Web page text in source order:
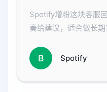
Spotify增粉这块客服
奏给建议，适合做长期
B Spotify